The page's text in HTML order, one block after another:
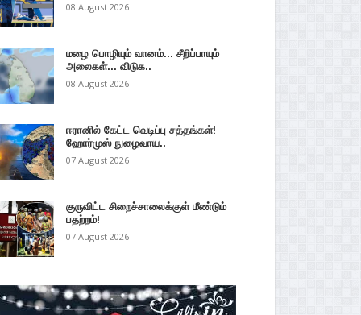
08 August 2026
மழை பொழியும் வானம்... சீறிப்பாயும்
அலைகள்... விடுக..
08 August 2026
ஈரானில் கேட்ட வெடிப்பு சத்தங்கள்!
ஹோர்முஸ் நுழைவாய..
07 August 2026
குருவிட்ட சிறைச்சாலைக்குள் மீண்டும்
பதற்றம்!
07 August 2026